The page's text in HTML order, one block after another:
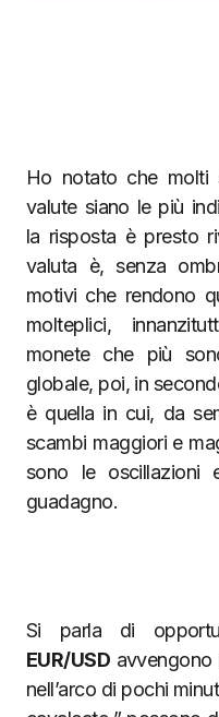
Ho notato che molti
valute siano le più
la risposta è presto
valuta è, senza
motivi che rendono
molteplici,
monete che più
globale, poi, in
è quella in cui, da
scambi maggiori e
sono le oscillazioni
guadagno.
Si parla di
EUR/USD avvengono
nell’arco di pochi